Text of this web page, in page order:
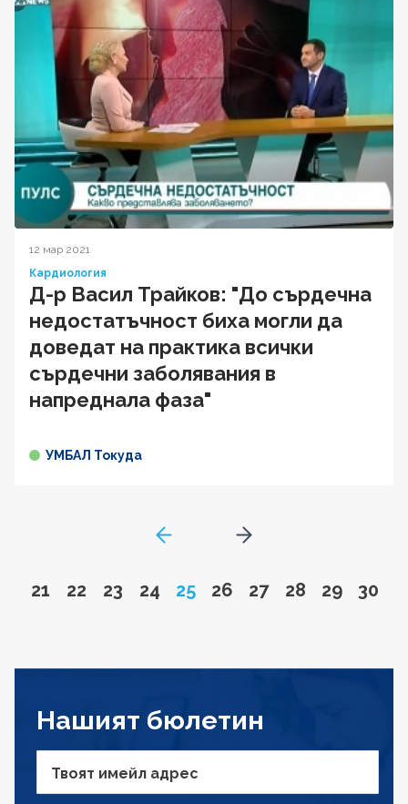
12 мар 2021
Кардиология
Д-р Васил Трайков: "До сърдечна
недостатъчност биха могли да
доведат на практика всички
сърдечни заболявания в
напреднала фаза"
УМБАЛ Токуда
GoToPreviousPage
Go to page
21 Go to page
22 Go to page
23 Go to page
24 Page
25 Go to page
26 Go to page
27 Go to page
28 Go to
29 Go
30
Go to next page
Нашият бюлетин
Твоят имейл адрес